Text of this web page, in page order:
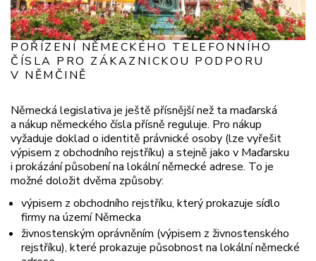
POŘÍZENÍ NĚMECKÉHO TELEFONNÍHO
ČÍSLA PRO ZÁKAZNICKOU PODPORU
V NĚMČINĚ
Německá legislativa je ještě přísnější než ta maďarská
a nákup německého čísla přísně reguluje. Pro nákup
vyžaduje doklad o identitě právnické osoby (lze vyřešit
výpisem z obchodního rejstříku) a stejně jako v Maďarsku
i prokázání působení na lokální německé adrese. To je
možné doložit dvěma způsoby:
výpisem z obchodního rejstříku, který prokazuje sídlo
firmy na území Německa
živnostenským oprávněním (výpisem z živnostenského
rejstříku), které prokazuje působnost na lokální německé